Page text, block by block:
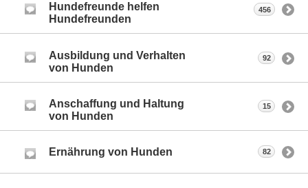
Hundefreunde helfen
Hundefreunden
456
Ausbildung und Verhalten
von Hunden
92
Anschaffung und Haltung
von Hunden
15
Ernährung von Hunden 82